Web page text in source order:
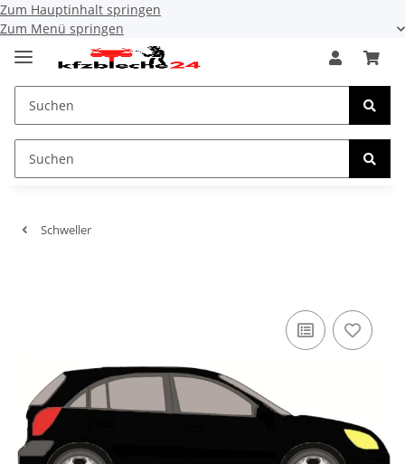
Zum Hauptinhalt springen
Zum Menü springen
Schweller